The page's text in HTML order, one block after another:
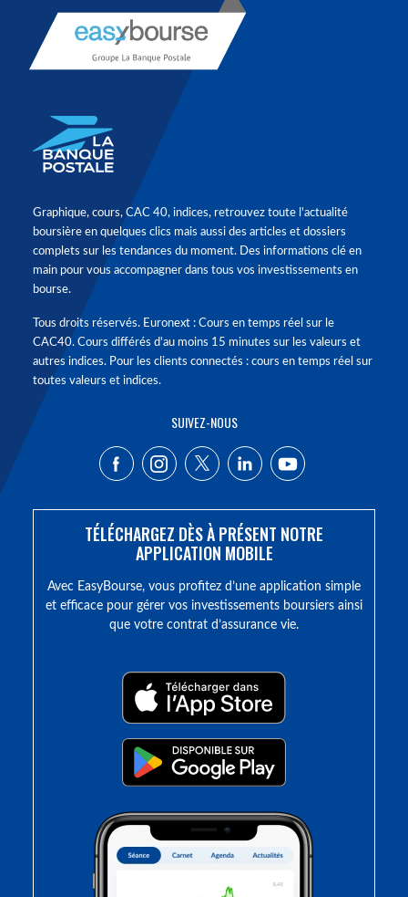
Graphique, cours, CAC 40, indices, retrouvez toute l'actualité
boursière en quelques clics mais aussi des articles et dossiers
complets sur les tendances du moment. Des informations clé en
main pour vous accompagner dans tous vos investissements en
bourse.
Tous droits réservés. Euronext : Cours en temps réel sur le
CAC40. Cours différés d'au moins 15 minutes sur les valeurs et
autres indices. Pour les clients connectés : cours en temps réel sur
toutes valeurs et indices.
SUIVEZ-NOUS
TÉLÉCHARGEZ DÈS À PRÉSENT NOTRE
APPLICATION MOBILE
Avec EasyBourse, vous profitez d’une application simple
et efficace pour gérer vos investissements boursiers ainsi
que votre contrat d’assurance vie.